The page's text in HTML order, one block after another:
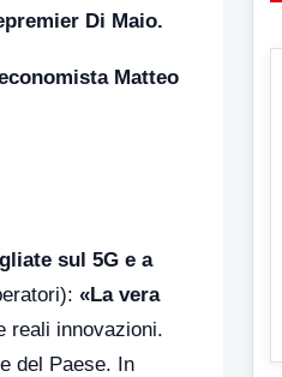
Di Maio.
Matteo
sul 5G e a
«La vera
reali innovazioni.
del Paese. In